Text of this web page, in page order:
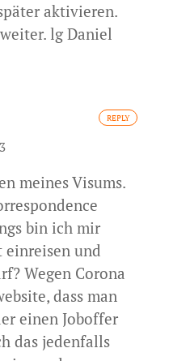
aktivieren.
lg Daniel
meines Visums.
bin ich mir
einreisen und
Wegen Corona
dass man
einen Joboffer
das jedenfalls
REPLY